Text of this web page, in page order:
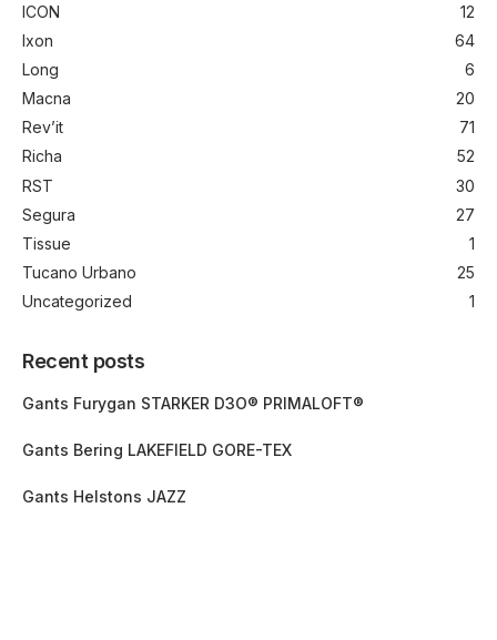
ICON
12
Ixon
64
Long
6
Macna
20
Rev’it
71
Richa
52
RST
30
Segura
27
Tissue
1
Tucano Urbano
25
Uncategorized
1
Recent posts
Gants Furygan STARKER D3O® PRIMALOFT®
Gants Bering LAKEFIELD GORE-TEX
Gants Helstons JAZZ